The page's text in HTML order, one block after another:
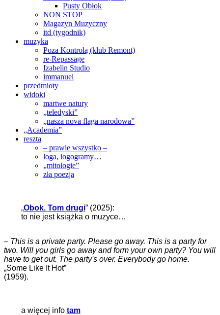
Pusty Obłok
NON STOP
Magazyn Muzyczny
itd (tygodnik)
muzyka
Poza Kontrolą (klub Remont)
re-Repassage
Izabelin Studio
immanuel
przedmioty
widoki
martwe natury
„teledyski”
„nasza nova flaga narodowa”
„Academia”
reszta
– prawie wszystko –
loga, logogramy…
„mitologie”
zła poezja
„Obok. Tom drugi” (2025):
to nie jest książka o muzyce…
– This is a private party. Please go away. This is a party for
two. Will you girls go away and form your own party? You will
have to get out. The party's over. Everybody go home.
„Some Like It Hot”
(1959).
a więcej info tam